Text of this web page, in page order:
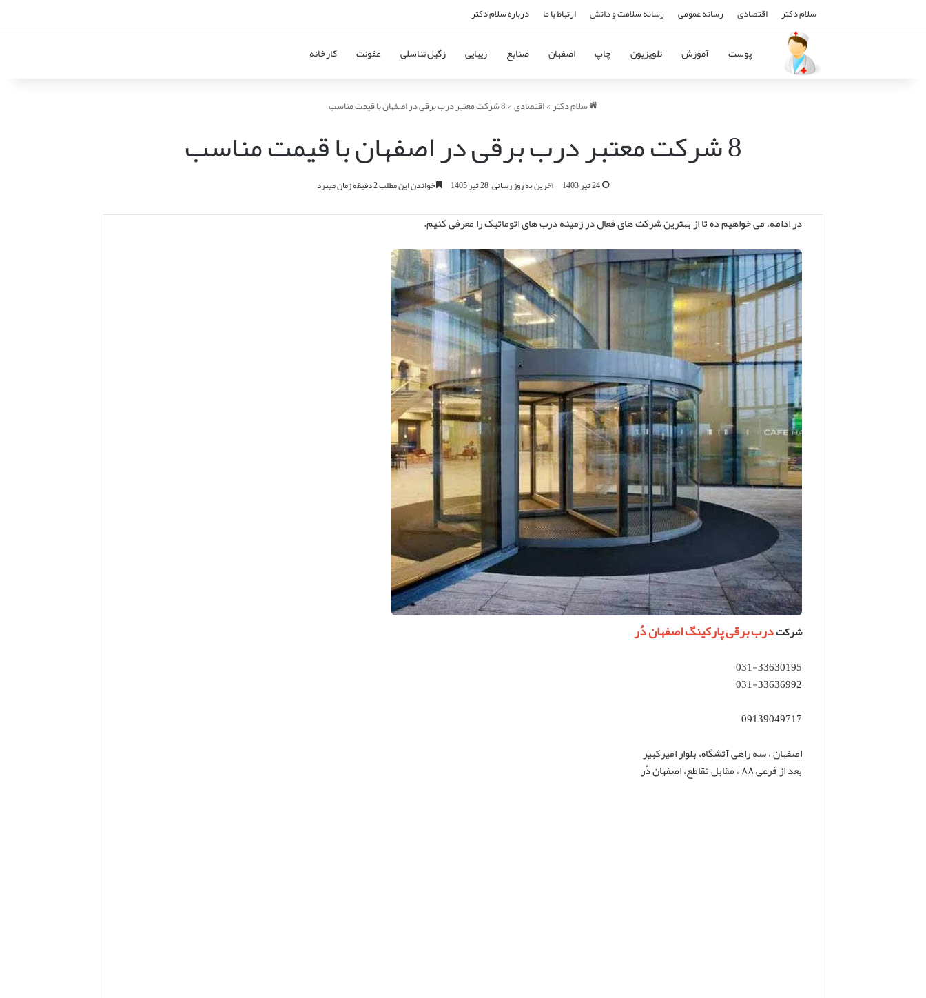
سلام دکتر اقتصادی رسانه عمومی رسانه سلامت و دانش ارتباط با ما درباره سلام دکتر
پوست آموزش تلویزیون چاپ اصفهان صنایع زیبایی زگیل تناسلی عفونت کارخانه
سلام دکتر>اقتصادی>8 شرکت معتبر درب برقی در اصفهان با قیمت مناسب
8 شرکت معتبر درب برقی در اصفهان با قیمت مناسب
24 تیر 1403 آخرین به روز رسانی: 28 تیر 1405 خواندن این مطلب 2 دقیقه زمان میبرد
در ادامه، می خواهیم ده تا از بهترین شرکت های فعال در زمینه درب های اتوماتیک را معرفی کنیم.
شرکتدرب برقی پارکینگ اصفهان دُر
031-33630195
031-33636992
09139049717
اصفهان ، سه راهی آتشگاه، بلوار امیرکبیر
بعد از فرعی ۸۸ ، مقابل تقاطع، اصفهان دُر